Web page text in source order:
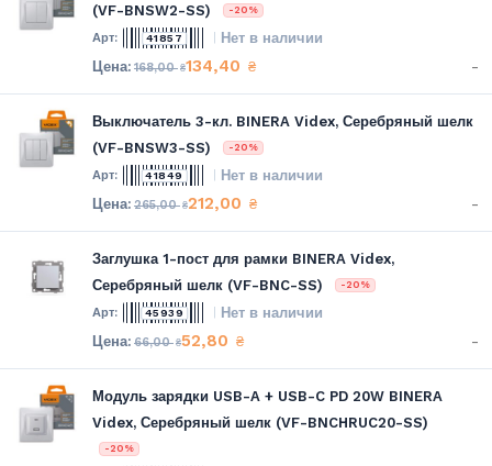
(VF-BNSW2-SS)
-20%
41857 Нет в наличии
168,00₴134,40 ₴ -
Выключатель 3-кл. BINERA Videx, Серебряный шелк
(VF-BNSW3-SS)
-20%
41849 Нет в наличии
265,00₴212,00 ₴ -
Заглушка 1-пост для рамки BINERA Videx,
Серебряный шелк (VF-BNC-SS)
-20%
45939 Нет в наличии
66,00₴52,80 ₴ -
Модуль зарядки USB-A + USB-C PD 20W BINERA
Videx, Серебряный шелк (VF-BNCHRUC20-SS)
-20%